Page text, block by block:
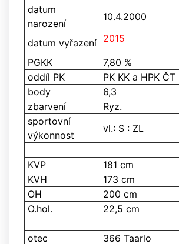
datum
narození
10.4.2000
datum vyřazení 2015
PGKK
7,80 %
oddíl PK
PK KK a HPK ČT
body
6,3
zbarvení
Ryz.
sportovní
výkonnost
vl.: S : ZL
KVP
181 cm
KVH
173 cm
OH
200 cm
O.hol.
22,5 cm
otec
366 Taarlo